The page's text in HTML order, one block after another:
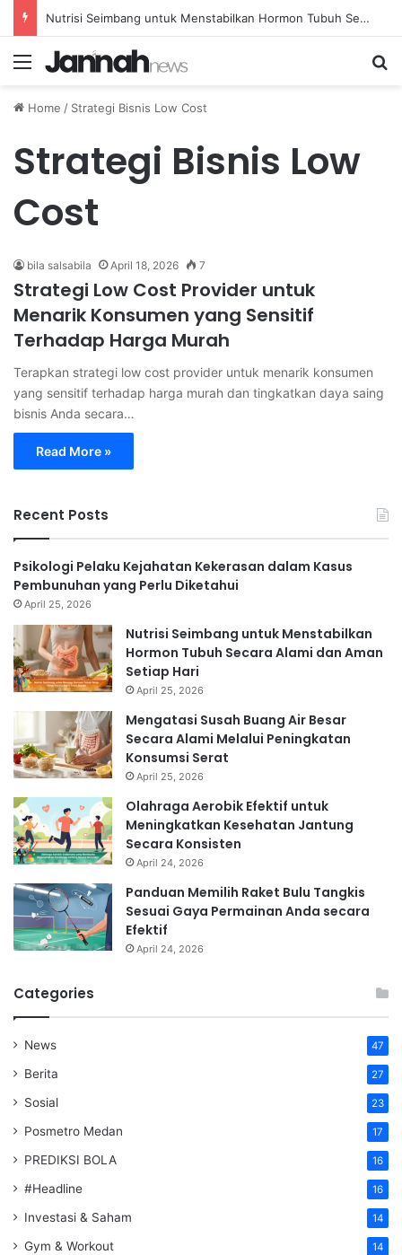
Nutrisi Seimbang untuk Menstabilkan Hormon Tubuh Secara Alami dan Aman Setiap Hari
Menu
Home / Strategi Bisnis Low Cost
Strategi Bisnis Low
Cost
bila salsabila April 18, 2026 7
Strategi Low Cost Provider untuk
Menarik Konsumen yang Sensitif
Terhadap Harga Murah
Terapkan strategi low cost provider untuk menarik konsumen
yang sensitif terhadap harga murah dan tingkatkan daya saing
bisnis Anda secara…
Read More »
Recent Posts
Psikologi Pelaku Kejahatan Kekerasan dalam Kasus
Pembunuhan yang Perlu Diketahui
April 25, 2026
Nutrisi Seimbang untuk Menstabilkan
Hormon Tubuh Secara Alami dan Aman
Setiap Hari
April 25, 2026
Mengatasi Susah Buang Air Besar
Secara Alami Melalui Peningkatan
Konsumsi Serat
April 25, 2026
Olahraga Aerobik Efektif untuk
Meningkatkan Kesehatan Jantung
Secara Konsisten
April 24, 2026
Panduan Memilih Raket Bulu Tangkis
Sesuai Gaya Permainan Anda secara
Efektif
April 24, 2026
Categories
News 47
Berita 27
Sosial 23
Posmetro Medan 17
PREDIKSI BOLA 16
#Headline 16
Investasi & Saham 14
Gym & Workout 14